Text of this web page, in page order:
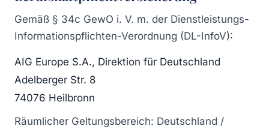
Gemäß § 34c GewO i. V. m. der Dienstleistungs-
Informationspflichten-Verordnung (DL-InfoV):
AIG Europe S.A., Direktion für Deutschland
Adelberger Str. 8
74076 Heilbronn
Räumlicher Geltungsbereich: Deutschland /